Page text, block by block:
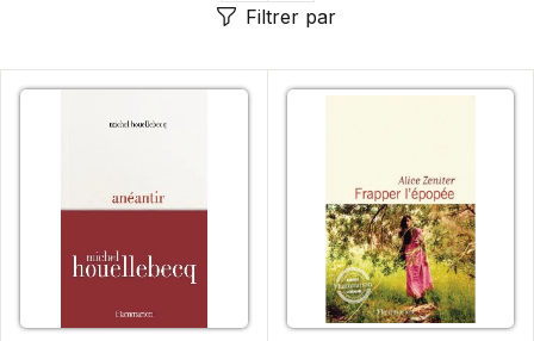
Filtrer par